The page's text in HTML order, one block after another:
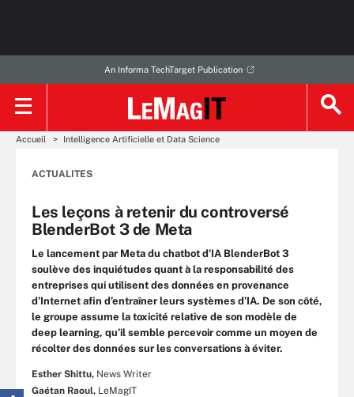
An Informa TechTarget Publication
Accueil Intelligence Artificielle et Data Science
ACTUALITES
Les leçons à retenir du controversé
BlenderBot 3 de Meta
Le lancement par Meta du chatbot d’IA BlenderBot 3
soulève des inquiétudes quant à la responsabilité des
entreprises qui utilisent des données en provenance
d’Internet afin d’entraîner leurs systèmes d’IA. De son côté,
le groupe assume la toxicité relative de son modèle de
deep learning, qu’il semble percevoir comme un moyen de
récolter des données sur les conversations à éviter.
Esther Shittu, News Writer
Gaétan Raoul, LeMagIT